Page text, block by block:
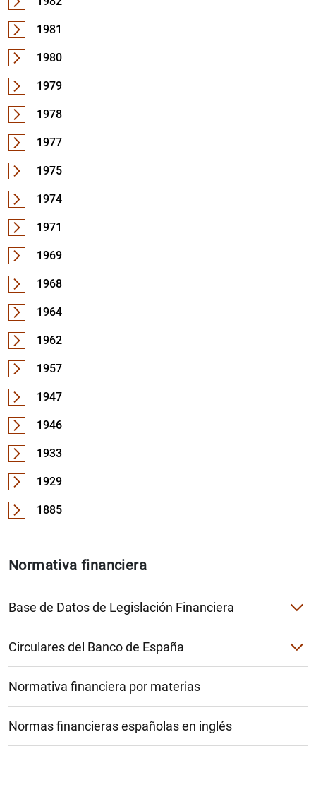
Normativa financiera
Base de Datos de Legislación Financiera
Acceso a la base de datos
Índice analítico de la base de datos
Índice cronológico de la base de datos
Circulares del Banco de España
Índice analítico
Normativa financiera por materias
Normas financieras españolas en inglés
1981
1980
1979
1978
1977
1975
1974
1971
1969
1968
1964
1962
1957
1947
1946
1933
1929
1885